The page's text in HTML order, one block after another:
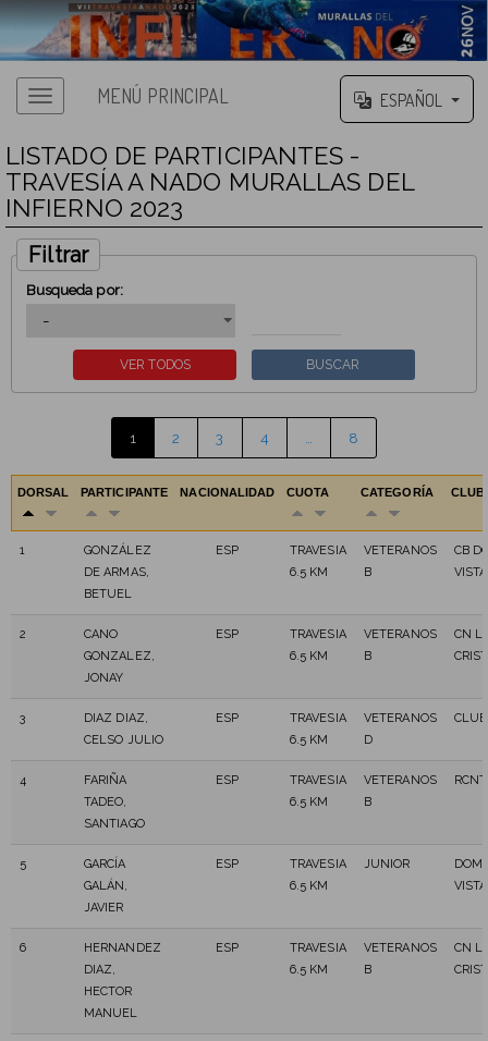
MENÚ PRINCIPAL ESPAÑOL
LISTADO DE PARTICIPANTES -
TRAVESÍA A NADO MURALLAS DEL
INFIERNO 2023
Filtrar
Busqueda por:
1 2 3 4 8
DORSAL PARTICIPANTE NACIONALIDAD CUOTA CATEGORÍA CLUB
1
GONZÁLEZ
DE ARMAS,
BETUEL
ESP
TRAVESIA
6.5 KM
VETERANOS
B
CB
2
CANO
GONZALEZ,
JONAY
ESP
TRAVESIA
6.5 KM
VETERANOS
B
CN
3
DIAZ DIAZ,
CELSO JULIO
ESP
TRAVESIA
6.5 KM
VETERANOS
D
4
FARIÑA
TADEO,
SANTIAGO
ESP
TRAVESIA
6.5 KM
VETERANOS
B
RCNT
5
GARCÍA
GALÁN,
JAVIER
ESP
TRAVESIA
6.5 KM
JUNIOR
6
HERNANDEZ
DIAZ,
HECTOR
MANUEL
ESP
TRAVESIA
6.5 KM
VETERANOS
B
CN